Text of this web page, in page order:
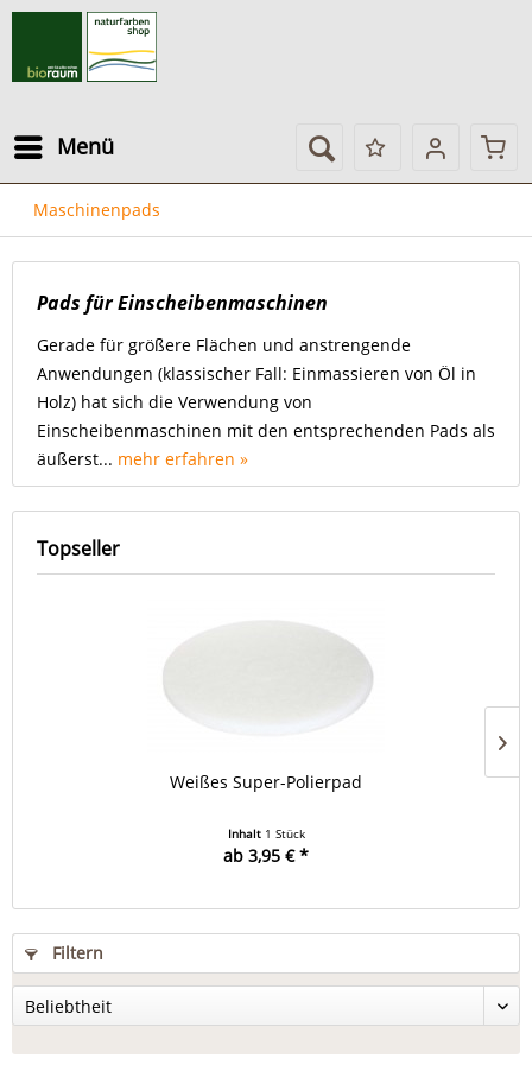
Menü
Maschinenpads
Pads für Einscheibenmaschinen
Gerade für größere Flächen und anstrengende
Anwendungen (klassischer Fall: Einmassieren von Öl in
Holz) hat sich die Verwendung von
Einscheibenmaschinen mit den entsprechenden Pads als
äußerst... mehr erfahren »
Topseller
Weißes Super-Polierpad
Inhalt 1 Stück
ab 3,95 € *
Filtern